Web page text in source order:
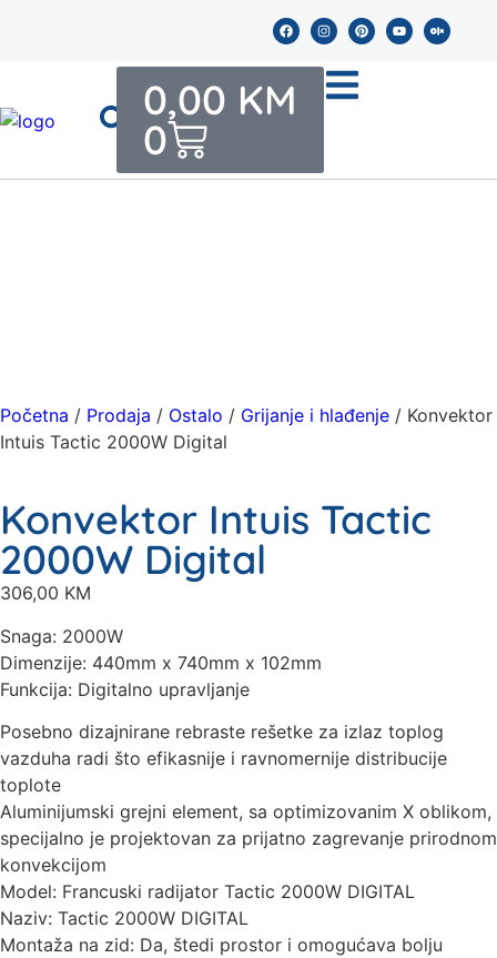
0,00 KM
0
Početna / Prodaja / Ostalo / Grijanje i hlađenje / Konvektor
Intuis Tactic 2000W Digital
Konvektor Intuis Tactic
2000W Digital
306,00 KM
Snaga: 2000W
Dimenzije: 440mm x 740mm x 102mm
Funkcija: Digitalno upravljanje
Posebno dizajnirane rebraste rešetke za izlaz toplog
vazduha radi što efikasnije i ravnomernije distribucije
toplote
Aluminijumski grejni element, sa optimizovanim X oblikom,
specijalno je projektovan za prijatno zagrevanje prirodnom
konvekcijom
Model: Francuski radijator Tactic 2000W DIGITAL
Naziv: Tactic 2000W DIGITAL
Montaža na zid: Da, štedi prostor i omogućava bolju